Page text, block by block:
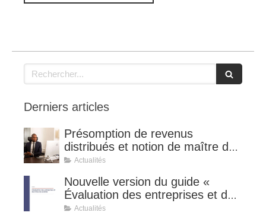
Rechercher
Derniers articles
Présomption de revenus
distribués et notion de maître de
l'affaire (CE 8 juillet 2026, n°
Actualités
Nouvelle version du guide «
Évaluation des entreprises et des
titres de sociétés ».
Actualités